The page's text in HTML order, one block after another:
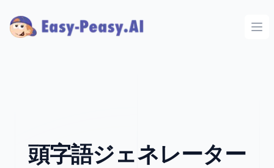
頭字語ジェネレーター